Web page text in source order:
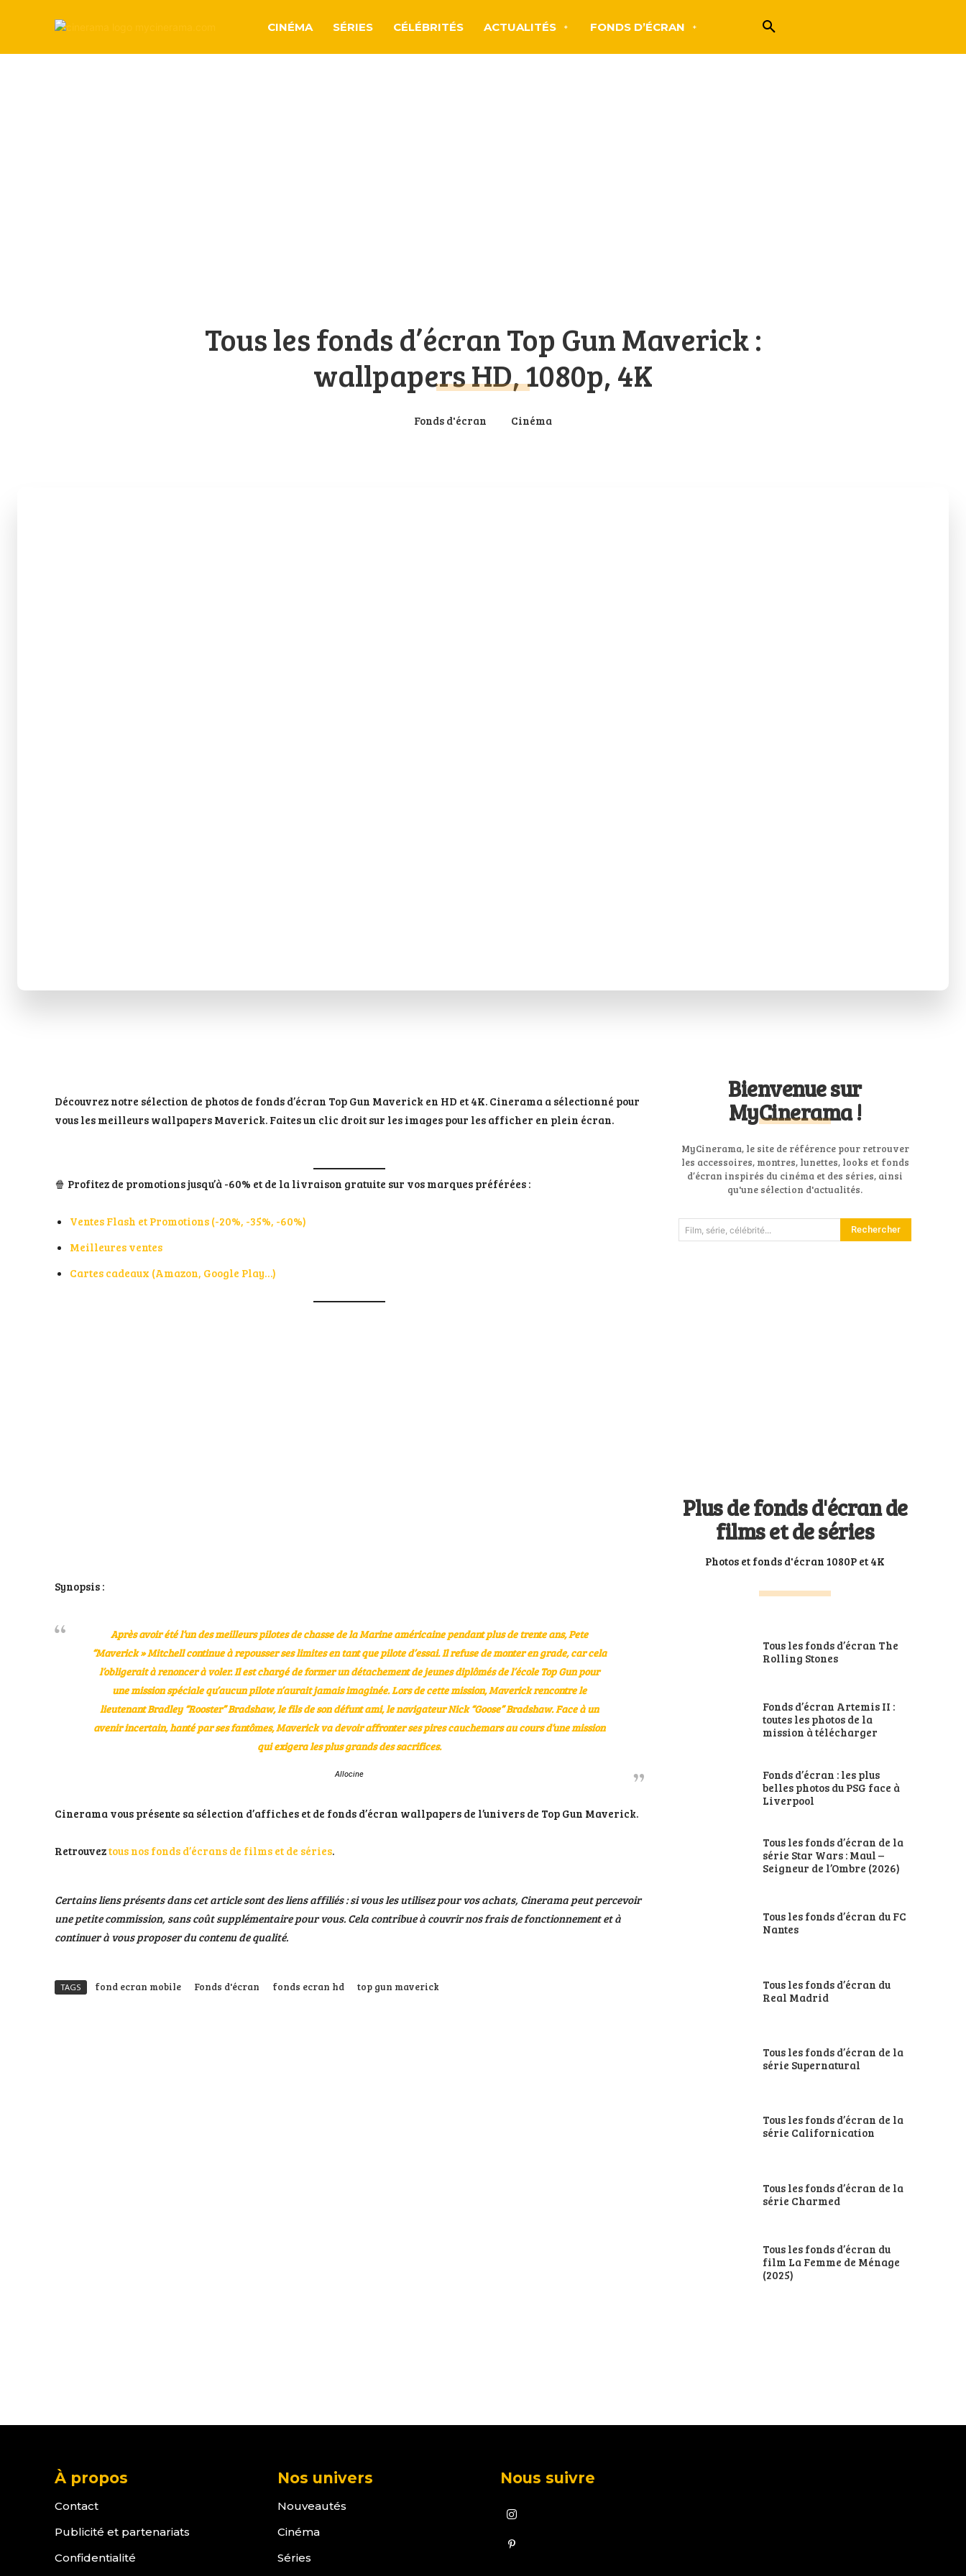
CINÉMA SÉRIES CÉLÉBRITÉS ACTUALITÉS FONDS D’ÉCRAN
Tous les fonds d’écran Top Gun Maverick :
wallpapers HD, 1080p, 4K
Fonds d'écran Cinéma
Découvrez notre sélection de photos de fonds d’écran Top Gun Maverick en HD et 4K. Cinerama a sélectionné pour
vous les meilleurs wallpapers Maverick. Faites un clic droit sur les images pour les afficher en plein écran.
🍿 Profitez de promotions jusqu’à -60% et de la livraison gratuite sur vos marques préférées :
Ventes Flash et Promotions (-20%, -35%, -60%)
Meilleures ventes
Cartes cadeaux (Amazon, Google Play…)
Synopsis :
Après avoir été l’un des meilleurs pilotes de chasse de la Marine américaine pendant plus de trente ans, Pete
“Maverick » Mitchell continue à repousser ses limites en tant que pilote d’essai. Il refuse de monter en grade, car cela
l’obligerait à renoncer à voler. Il est chargé de former un détachement de jeunes diplômés de l’école Top Gun pour
une mission spéciale qu’aucun pilote n’aurait jamais imaginée. Lors de cette mission, Maverick rencontre le
lieutenant Bradley “Rooster” Bradshaw, le fils de son défunt ami, le navigateur Nick “Goose” Bradshaw. Face à un
avenir incertain, hanté par ses fantômes, Maverick va devoir affronter ses pires cauchemars au cours d’une mission
qui exigera les plus grands des sacrifices.
Allocine
Cinerama vous présente sa sélection d’affiches et de fonds d’écran wallpapers de l’univers de Top Gun Maverick.
Retrouveztous nos fonds d’écrans de films et de séries.
Certains liens présents dans cet article sont des liens affiliés : si vous les utilisez pour vos achats, Cinerama peut percevoir
une petite commission, sans coût supplémentaire pour vous. Cela contribue à couvrir nos frais de fonctionnement et à
continuer à vous proposer du contenu de qualité.
TAGS fond ecran mobile Fonds d'écran fonds ecran hd top gun maverick
Bienvenue sur
MyCinerama !
MyCinerama, le site de référence pour retrouver
les accessoires, montres, lunettes, looks et fonds
d’écran inspirés du cinéma et des séries, ainsi
qu'une sélection d'actualités.
Film, série, célébrité... Rechercher
Plus de fonds d'écran de
films et de séries
Photos et fonds d'écran 1080P et 4K
Tous les fonds d’écran The
Rolling Stones
Fonds d’écran Artemis II :
toutes les photos de la
mission à télécharger
Fonds d’écran : les plus
belles photos du PSG face à
Liverpool
Tous les fonds d’écran de la
série Star Wars : Maul –
Seigneur de l’Ombre (2026)
Tous les fonds d’écran du FC
Nantes
Tous les fonds d’écran du
Real Madrid
Tous les fonds d’écran de la
série Supernatural
Tous les fonds d’écran de la
série Californication
Tous les fonds d’écran de la
série Charmed
Tous les fonds d’écran du
film La Femme de Ménage
(2025)
À propos
Contact
Publicité et partenariats
Confidentialité
Nos univers
Nouveautés
Cinéma
Séries
Nous suivre